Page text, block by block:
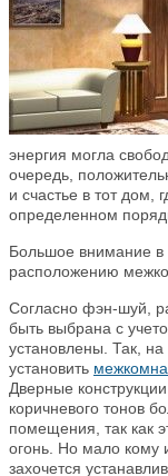
энергия могла
очередь,
и счастье в тот дом,
определенном
Большое внимание в
расположению
Согласно фэн-шуй,
быть выбрана с
установлены. Так,
установить
Дверные
коричневого тонов
помещения, так как
огонь. Но мало кому
захочется